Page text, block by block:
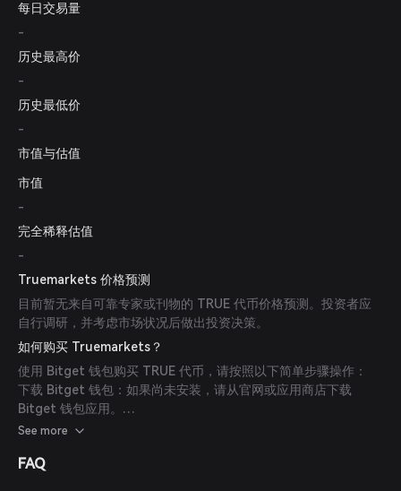
每日交易量
-
历史最高价
-
历史最低价
-
市值与估值
市值
-
完全稀释估值
-
Truemarkets 价格预测
目前暂无来自可靠专家或刊物的 TRUE 代币价格预测。投资者应
自行调研，并考虑市场状况后做出投资决策。
如何购买 Truemarkets？
使用 Bitget 钱包购买 TRUE 代币，请按照以下简单步骤操作：
下载 Bitget 钱包：如果尚未安装，请从官网或应用商店下载
Bitget 钱包应用。
创建账户：打开应用并按照屏幕指引创建新账户，务必设置安全的
充值钱包：通过转入加密货币或使用支持的支付方式以法币购买加
See more
FAQ